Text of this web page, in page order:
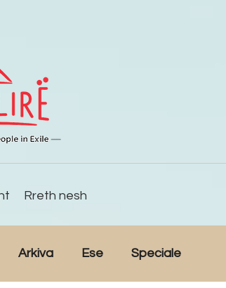
Rreth nesh
Arkiva Ese Speciale